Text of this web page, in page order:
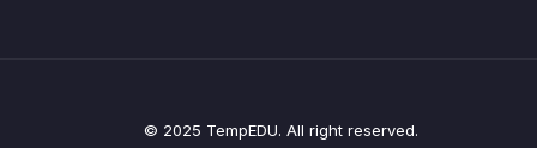
© 2025 TempEDU. All right reserved.